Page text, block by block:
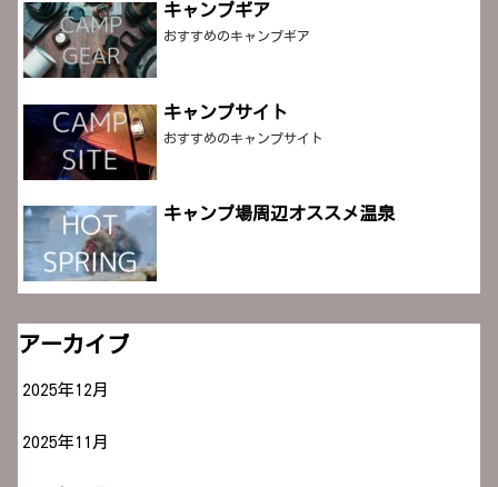
キャンプギア
おすすめのキャンプギア
キャンプサイト
おすすめのキャンプサイト
キャンプ場周辺オススメ温泉
アーカイブ
2025年12月
2025年11月